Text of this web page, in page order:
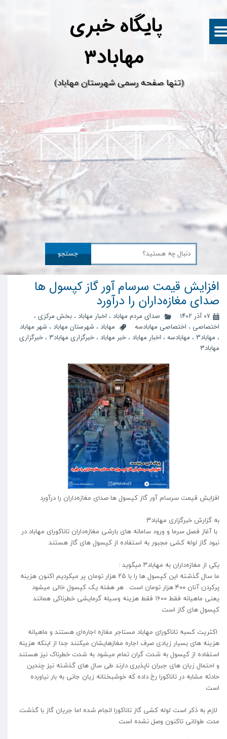
پایگاه خبری
​(تنها صفحه رسمی شهرستان مهاباد)
جستجو
افزایش قیمت سرسام آور گاز کپسول ها
صدای مغازه‌داران را درآورد
۰۷ آذر ۱۴۰۲ صدای مردم مهاباد ، اخبار مهاباد ، بخش مرکزی ،
اختصاصی ، اختصاصی مهابادسه مهاباد ، شهرستان مهاباد ، شهر مهاباد
، مهاباد3 ، مهابادسه ، اخبار مهاباد ، خبر مهاباد ، خبرگزاری مهاباد3 ، خبرگزاری
مهاباد۳
افزایش قیمت سرسام آور گاز کپسول ها صدای مغازه‌داران را درآورد
به گزارش خبرگزاری مهاباد۳:
با آغاز فصل سرما و ورود سامانه های بارشی مغازه‌داران تاناکورای مهاباد در
نبود گاز لوله‌ کشی مجبور به استفاده از کپسول های گاز هستند
یکی از مغازه‌داران به مهاباد۳ میگوید :
ما سال گذشته این کپسول ها را با ۲۵ هزار تومان پر میکردیم اکنون هزینه
پرکردن آنان ۴۰۰ هزار تومان است . هر هفته یک کپسول خالی میشود
یعنی ماهیانه فقط ۱۶۰۰ فقط هزینه وسیله گرمایشی خطرناکی همانند
کپسول های گاز است
اکثريت کسبه تاناکورای مهاباد مستاجر مغازه اجاره‌ای هستند و ماهیانه
هزینه های بسیار زیادی صرف اجاره مغازهایشان میکنند جدا از اينکه هزینه
استفاده از کپسول به شدت گران تمام میشود به شدت خطرناک نیز هستند
و احتمال زیان های جبران ناپذیری دارند طی سال های گذشته نیز چندین
حادثه مشابه در تاناکورا رخ داده که خوشبختانه زیان جانی به بار نیاورده
است
لازم به ذکر است لوله کشی گاز تاناکورا انجام شده اما جریان گاز با گذشت
مدت طولانی تاکنون وصل نشده است